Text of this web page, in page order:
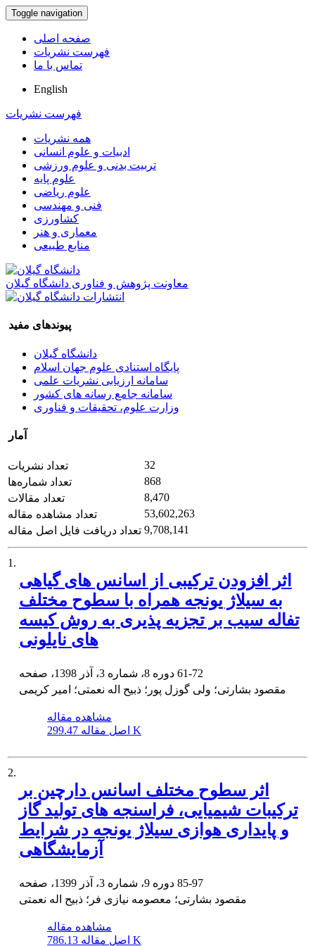
Toggle navigation
صفحه اصلی
فهرست نشریات
تماس با ما
English
فهرست نشریات
همه نشریات
ادبیات و علوم انسانی
تربیت بدنی و علوم ورزشی
علوم پایه
علوم ریاضی
فنی و مهندسی
کشاورزی
معماری و هنر
منابع طبیعی
معاونت پژوهش و فناوری دانشگاه گیلان
پیوندهای مفید
دانشگاه گیلان
پایگاه استنادی علوم جهان اسلام
سامانه ارزیابی نشریات علمی
سامانه جامع رسانه های کشور
وزارت علوم، تحقیقات و فناوری
آمار
تعداد نشریات
32
تعداد شماره‌ها
868
تعداد مقالات
8,470
تعداد مشاهده مقاله
53,602,263
تعداد دریافت فایل اصل مقاله 9,708,141
1.
اثر افزودن ترکیبی از اسانس های گیاهی
به سیلاژ یونجه همراه با سطوح مختلف
تفاله سیب بر تجزیه پذیری به روش کیسه
های نایلونی
61-72
مقصود بشارتی؛ ولی گوزل پور؛ ذبیح اله نعمتی؛ امیر کریمی
مشاهده مقاله
اصل مقاله 299.47 K
2.
اثر سطوح مختلف اسانس دارچین بر
ترکیبات شیمیایی، فراسنجه های تولید گاز
و پایداری هوازی سیلاژ یونجه در شرایط
آزمایشگاهی
85-97
مقصود بشارتی؛ معصومه نیازی فر؛ ذبیح اله نعمتی
مشاهده مقاله
اصل مقاله 786.13 K